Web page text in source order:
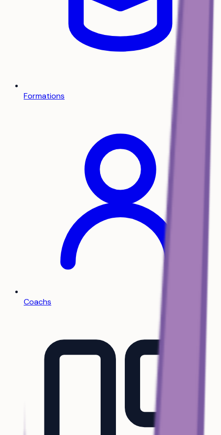
Formations
Coachs